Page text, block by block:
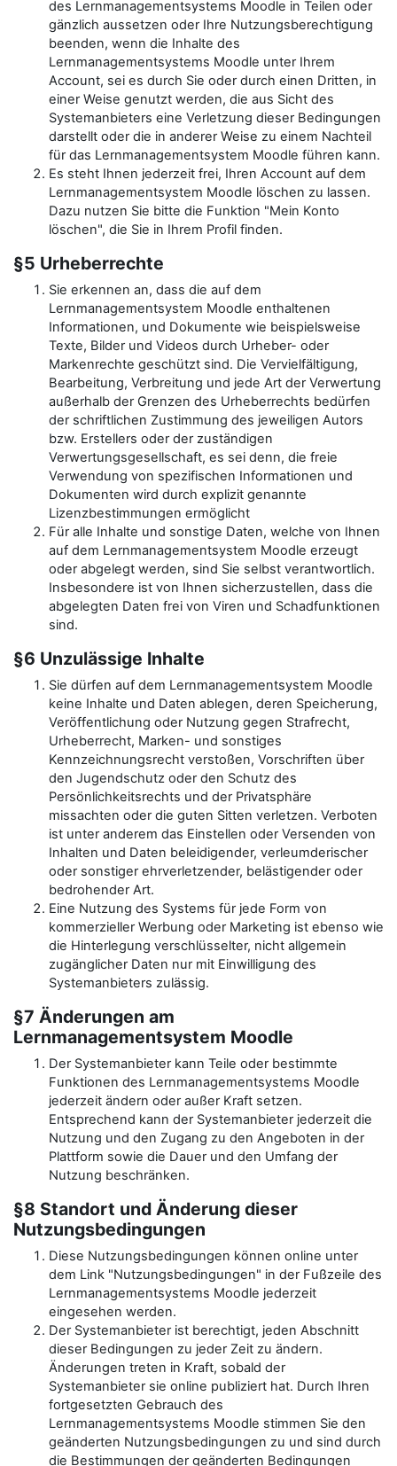
des Lernmanagementsystems Moodle in Teilen oder
gänzlich aussetzen oder Ihre Nutzungsberechtigung
beenden, wenn die Inhalte des
Lernmanagementsystems Moodle unter Ihrem
Account, sei es durch Sie oder durch einen Dritten, in
einer Weise genutzt werden, die aus Sicht des
Systemanbieters eine Verletzung dieser Bedingungen
darstellt oder die in anderer Weise zu einem Nachteil
für das Lernmanagementsystem Moodle führen kann.
Es steht Ihnen jederzeit frei, Ihren Account auf dem
Lernmanagementsystem Moodle löschen zu lassen.
Dazu nutzen Sie bitte die Funktion "Mein Konto
löschen", die Sie in Ihrem Profil finden.
§5 Urheberrechte
Sie erkennen an, dass die auf dem
Lernmanagementsystem Moodle enthaltenen
Informationen, und Dokumente wie beispielsweise
Texte, Bilder und Videos durch Urheber- oder
Markenrechte geschützt sind. Die Vervielfältigung,
Bearbeitung, Verbreitung und jede Art der Verwertung
außerhalb der Grenzen des Urheberrechts bedürfen
der schriftlichen Zustimmung des jeweiligen Autors
bzw. Erstellers oder der zuständigen
Verwertungsgesellschaft, es sei denn, die freie
Verwendung von spezifischen Informationen und
Dokumenten wird durch explizit genannte
Lizenzbestimmungen ermöglicht
Für alle Inhalte und sonstige Daten, welche von Ihnen
auf dem Lernmanagementsystem Moodle erzeugt
oder abgelegt werden, sind Sie selbst verantwortlich.
Insbesondere ist von Ihnen sicherzustellen, dass die
abgelegten Daten frei von Viren und Schadfunktionen
sind.
§6 Unzulässige Inhalte
Sie dürfen auf dem Lernmanagementsystem Moodle
keine Inhalte und Daten ablegen, deren Speicherung,
Veröffentlichung oder Nutzung gegen Strafrecht,
Urheberrecht, Marken- und sonstiges
Kennzeichnungsrecht verstoßen, Vorschriften über
den Jugendschutz oder den Schutz des
Persönlichkeitsrechts und der Privatsphäre
missachten oder die guten Sitten verletzen. Verboten
ist unter anderem das Einstellen oder Versenden von
Inhalten und Daten beleidigender, verleumderischer
oder sonstiger ehrverletzender, belästigender oder
bedrohender Art.
Eine Nutzung des Systems für jede Form von
kommerzieller Werbung oder Marketing ist ebenso wie
die Hinterlegung verschlüsselter, nicht allgemein
zugänglicher Daten nur mit Einwilligung des
Systemanbieters zulässig.
§7 Änderungen am
Lernmanagementsystem Moodle
Der Systemanbieter kann Teile oder bestimmte
Funktionen des Lernmanagementsystems Moodle
jederzeit ändern oder außer Kraft setzen.
Entsprechend kann der Systemanbieter jederzeit die
Nutzung und den Zugang zu den Angeboten in der
Plattform sowie die Dauer und den Umfang der
Nutzung beschränken.
§8 Standort und Änderung dieser
Nutzungsbedingungen
Diese Nutzungsbedingungen können online unter
dem Link "Nutzungsbedingungen" in der Fußzeile des
Lernmanagementsystems Moodle jederzeit
eingesehen werden.
Der Systemanbieter ist berechtigt, jeden Abschnitt
dieser Bedingungen zu jeder Zeit zu ändern.
Änderungen treten in Kraft, sobald der
Systemanbieter sie online publiziert hat. Durch Ihren
fortgesetzten Gebrauch des
Lernmanagementsystems Moodle stimmen Sie den
geänderten Nutzungsbedingungen zu und sind durch
die Bestimmungen der geänderten Bedingungen